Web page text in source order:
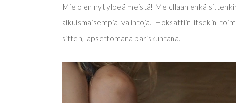
Mie olen nyt ylpeä meistä! Me ollaan ehkä
aikuismaisempia valintoja. Hoksattiin itsekin
sitten, lapsettomana pariskuntana.